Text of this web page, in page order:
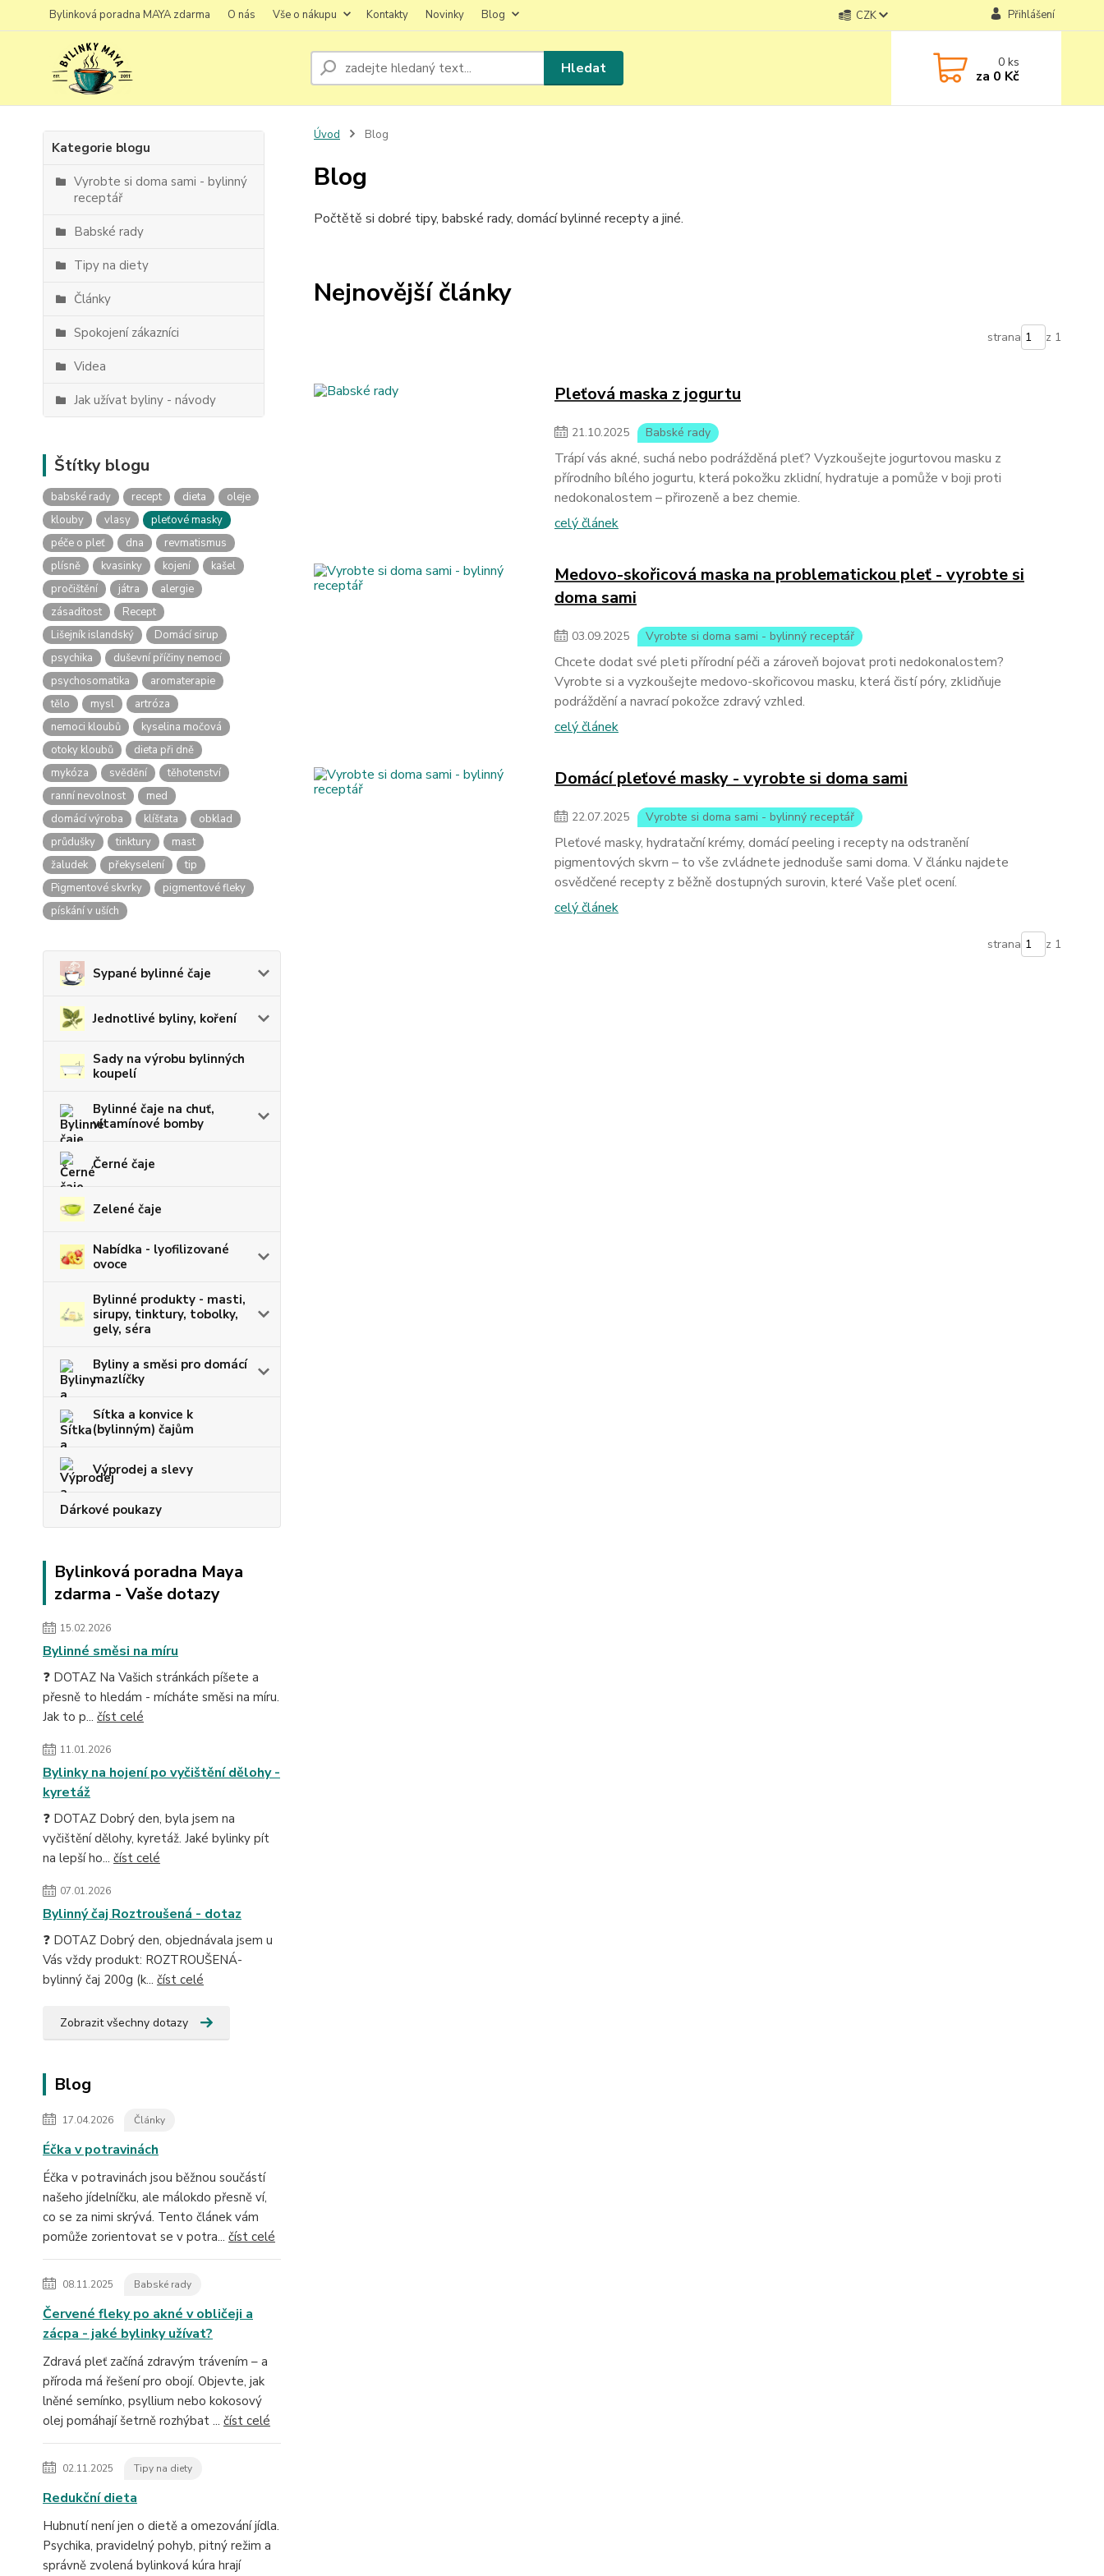
Bylinková poradna MAYA zdarma O nás Vše o nákupu Kontakty Novinky Blog CZK Přihlášení
Hledat 0ks
za 0 Kč
Kategorie blogu
Vyrobte si doma sami - bylinný
receptář
Babské rady
Tipy na diety
Články
Spokojení zákazníci
Videa
Jak užívat byliny - návody
Štítky blogu
babské rady recept dieta
oleje
klouby
vlasy
pleťové masky
péče o pleť
dna
revmatismus
plísně
kvasinky kojení
kašel
pročištění
játra
alergie
zásaditost
Recept
Lišejník islandský
Domácí sirup
psychika
duševní příčiny nemocí
psychosomatika
aromaterapie
tělo
mysl
artróza
nemoci kloubů
kyselina močová
otoky kloubů
dieta při dně
mykóza
svědění
těhotenství
ranní nevolnost
med
domácí výroba
klíšťata
obklad
průdušky
tinktury
mast
žaludek
překyselení
tip
Pigmentové skvrky
pigmentové fleky
pískání v uších
Sypané bylinné čaje
Jednotlivé byliny, koření
Sady na výrobu bylinných
koupelí
Bylinné čaje na chuť,
vitamínové bomby
Černé čaje
Zelené čaje
Nabídka - lyofilizované
ovoce
Bylinné produkty - masti,
sirupy, tinktury, tobolky,
gely, séra
Byliny a směsi pro domácí
mazlíčky
Sítka a konvice k
(bylinným) čajům
Výprodej a slevy
Dárkové poukazy
Bylinková poradna Maya
zdarma - Vaše dotazy
15.02.2026
Bylinné směsi na míru
❓ DOTAZ Na Vašich stránkách píšete a
přesně to hledám - mícháte směsi na míru.
Jak to p... číst celé
11.01.2026
Bylinky na hojení po vyčištění dělohy -
kyretáž
❓ DOTAZ Dobrý den, byla jsem na
vyčištění dělohy, kyretáž. Jaké bylinky pít
na lepší ho... číst celé
07.01.2026
Bylinný čaj Roztroušená - dotaz
❓ DOTAZ Dobrý den, objednávala jsem u
Vás vždy produkt: ROZTROUŠENÁ-
bylinný čaj 200g (k... číst celé
Zobrazit všechny dotazy
Blog
17.04.2026 Články
Éčka v potravinách
Éčka v potravinách jsou běžnou součástí
našeho jídelníčku, ale málokdo přesně ví,
co se za nimi skrývá. Tento článek vám
pomůže zorientovat se v potra... číst celé
08.11.2025 Babské rady
Červené fleky po akné v obličeji a
zácpa - jaké bylinky užívat?
Zdravá pleť začíná zdravým trávením – a
příroda má řešení pro obojí. Objevte, jak
lněné semínko, psyllium nebo kokosový
olej pomáhají šetrně rozhýbat ... číst celé
02.11.2025 Tipy na diety
Redukční dieta
Hubnutí není jen o dietě a omezování jídla.
Psychika, pravidelný pohyb, pitný režim a
správně zvolená bylinková kúra hrají
Úvod Blog
Blog
Počtětě si dobré tipy, babské rady, domácí bylinné recepty a jiné.
Nejnovější články
strana z 1
Pleťová maska z jogurtu
21.10.2025 Babské rady
Trápí vás akné, suchá nebo podrážděná pleť? Vyzkoušejte jogurtovou masku z
přírodního bílého jogurtu, která pokožku zklidní, hydratuje a pomůže v boji proti
nedokonalostem – přirozeně a bez chemie.
celý článek
Medovo-skořicová maska na problematickou pleť - vyrobte si
doma sami
03.09.2025 Vyrobte si doma sami - bylinný receptář
Chcete dodat své pleti přírodní péči a zároveň bojovat proti nedokonalostem?
Vyrobte si a vyzkoušejte medovo-skořicovou masku, která čistí póry, zklidňuje
podráždění a navrací pokožce zdravý vzhled.
celý článek
Domácí pleťové masky - vyrobte si doma sami
22.07.2025 Vyrobte si doma sami - bylinný receptář
Pleťové masky, hydratační krémy, domácí peeling i recepty na odstranění
pigmentových skvrn – to vše zvládnete jednoduše sami doma. V článku najdete
osvědčené recepty z běžně dostupných surovin, které Vaše pleť ocení.
celý článek
strana z 1